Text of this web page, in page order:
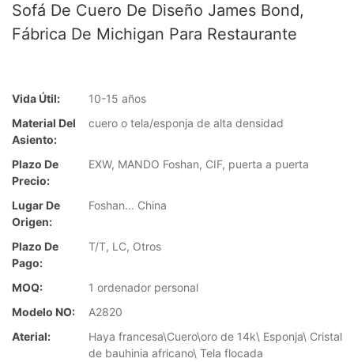
Sofá De Cuero De Diseño James Bond,
Fábrica De Michigan Para Restaurante
Vida Útil:
10-15 años
Material Del
Asiento:
cuero o tela/esponja de alta densidad
Plazo De
Precio:
EXW, MANDO Foshan, CIF, puerta a puerta
Lugar De
Origen:
Foshan... China
Plazo De
Pago:
T/T, LC, Otros
MOQ:
1 ordenador personal
Modelo NO:
A2820
Aterial:
Haya francesa\Cuero\oro de 14k\ Esponja\ Cristal
de bauhinia africano\ Tela flocada